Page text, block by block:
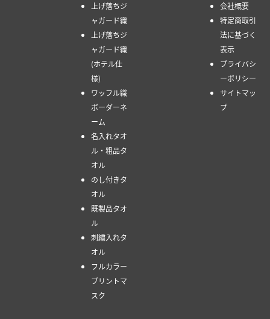
上げ落ちジ
ャガード織
上げ落ちジ
ャガード織
(ホテル仕
様)
ワッフル織
ボーダーネ
ーム
名入れタオ
ル・粗品タ
オル
のし付きタ
オル
既製品タオ
ル
刺繍入れタ
オル
フルカラー
プリントマ
スク
会社概要
特定商取引
法に基づく
表示
プライバシ
ーポリシー
サイトマッ
プ